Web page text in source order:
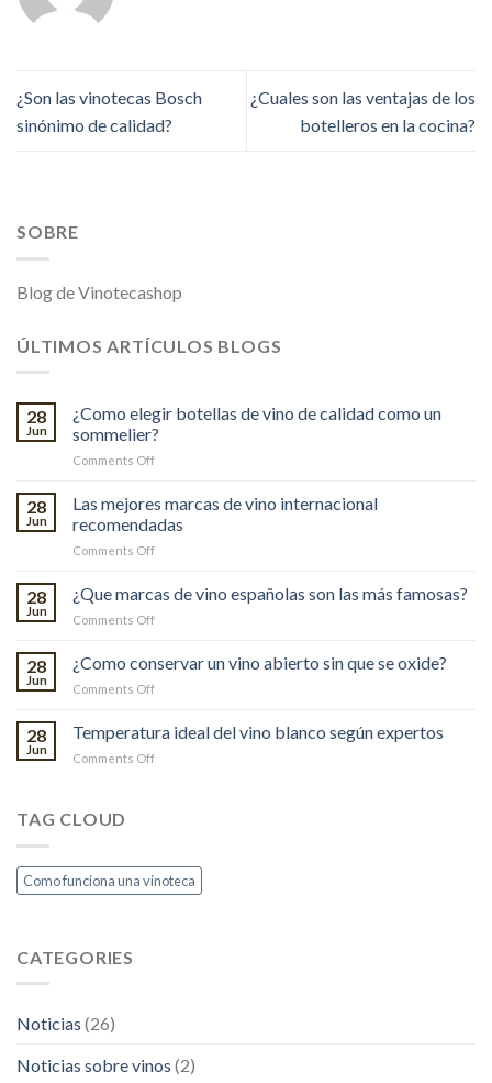
¿Son las vinotecas Bosch
sinónimo de calidad?
¿Cuales son las ventajas de los
botelleros en la cocina?
SOBRE
Blog de Vinotecashop
ÚLTIMOS ARTÍCULOS BLOGS
28
Jun
¿Como elegir botellas de vino de calidad como un
sommelier?
Comments Offon
de
vino
calidad
28
Jun
Las mejores marcas de vino internacional
recomendadas
Comments Offon
mejores
internacional
28
Jun
¿Que marcas de vino españolas son las más famosas?
Comments Offon
son
28
Jun
¿Como conservar un vino abierto sin que se oxide?
Comments Offon
conservar
28
Jun
Temperatura ideal del vino blanco según expertos
Comments Offon
según
expertos
TAG CLOUD
Como funciona una vinoteca
CATEGORIES
Noticias (26)
Noticias sobre vinos (2)